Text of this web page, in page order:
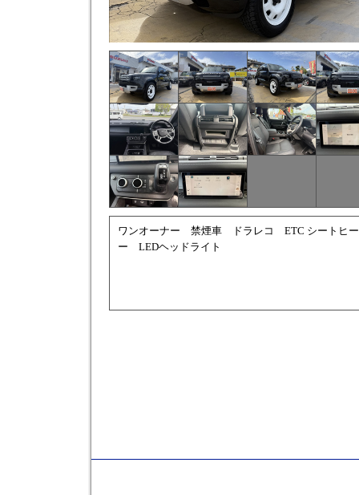
ワンオーナー 禁煙車 ドラレコ ETC シートヒ
ー LEDヘッドライト